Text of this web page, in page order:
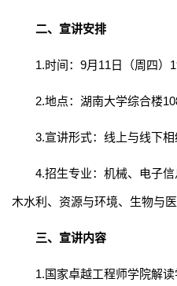
二、宣讲安排
1.时间：9月11日（周四）
2.地点：湖南大学综合楼
3.宣讲形式：线上与线下相
4.招生专业：机械、电子
木水利、资源与环境、生物与
三、宣讲内容
1.国家卓越工程师学院解读